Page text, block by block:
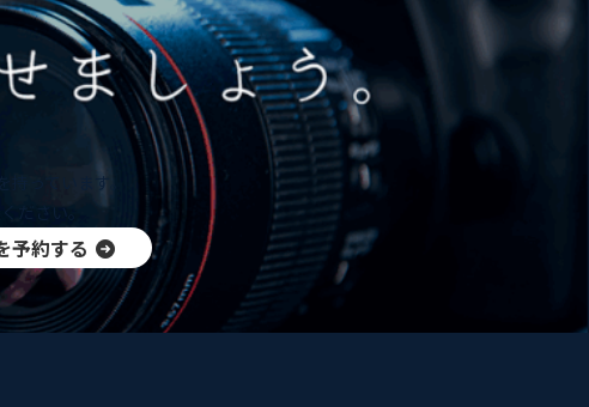
っています。
ださい。
予約する